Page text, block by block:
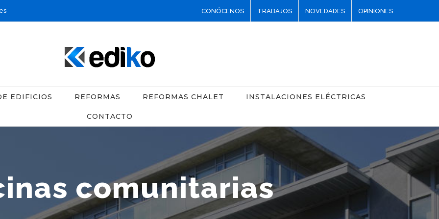
CONÓCENOS TRABAJOS NOVEDADES OPINIONES
EDIFICIOS REFORMAS REFORMAS CHALET INSTALACIONES ELÉCTRICAS
CONTACTO
comunitarias